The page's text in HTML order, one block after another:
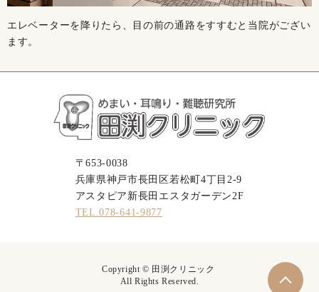
エレベーターを降りたら、目の前の通路をすすむと当院がござい
ます。
〒653-0038
兵庫県神戸市長田区若松町4丁目2-9
アスタピア新長田エスタガーデン2F
TEL.078-641-9877
Copyright © 田渕クリニック
All Rights Reserved.